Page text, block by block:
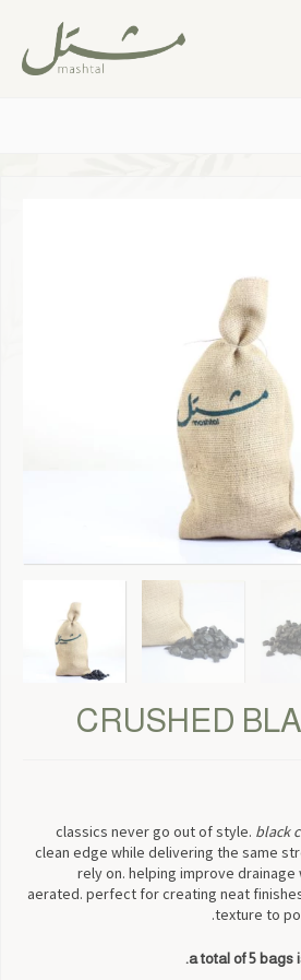
CRUSHED
classics never go out of style. black
clean edge while delivering the same
rely on. helping improve
aerated. perfect for creating neat
texture to
a total of 5 bags